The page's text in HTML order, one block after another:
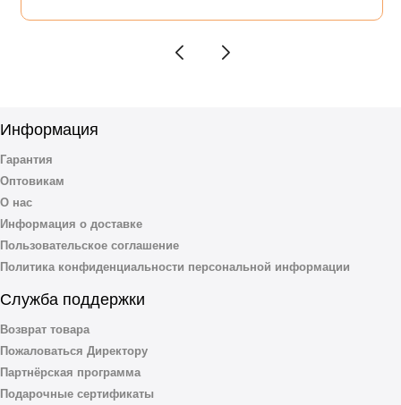
Информация
Гарантия
Оптовикам
О нас
Информация о доставке
Пользовательское соглашение
Политика конфиденциальности персональной информации
Служба поддержки
Возврат товара
Пожаловаться Директору
Партнёрская программа
Подарочные сертификаты